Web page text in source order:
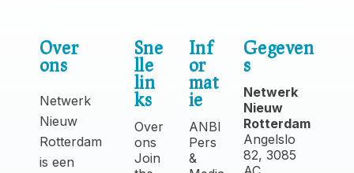
Over
ons
Netwerk
Nieuw
Rotterdam
is een
Sne
lle
lin
ks
Over
ons
Join
Inf
or
mat
ie
ANBI
Pers
&
Gegeven
s
Netwerk
Nieuw
Rotterdam
Angelslo
82, 3085